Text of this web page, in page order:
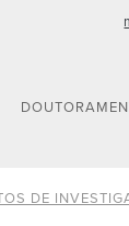
DE